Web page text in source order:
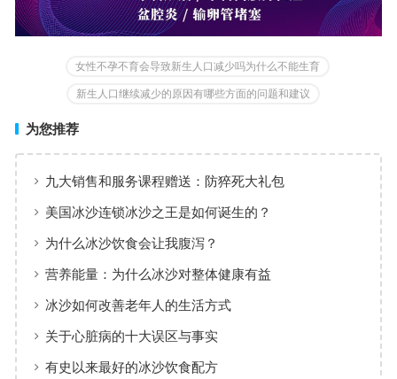
女性不孕不育会导致新生人口减少吗为什么不能生育
新生人口继续减少的原因有哪些方面的问题和建议
为您推荐
九大销售和服务课程赠送：防猝死大礼包
美国冰沙连锁冰沙之王是如何诞生的？
为什么冰沙饮食会让我腹泻？
营养能量：为什么冰沙对整体健康有益
冰沙如何改善老年人的生活方式
关于心脏病的十大误区与事实
有史以来最好的冰沙饮食配方